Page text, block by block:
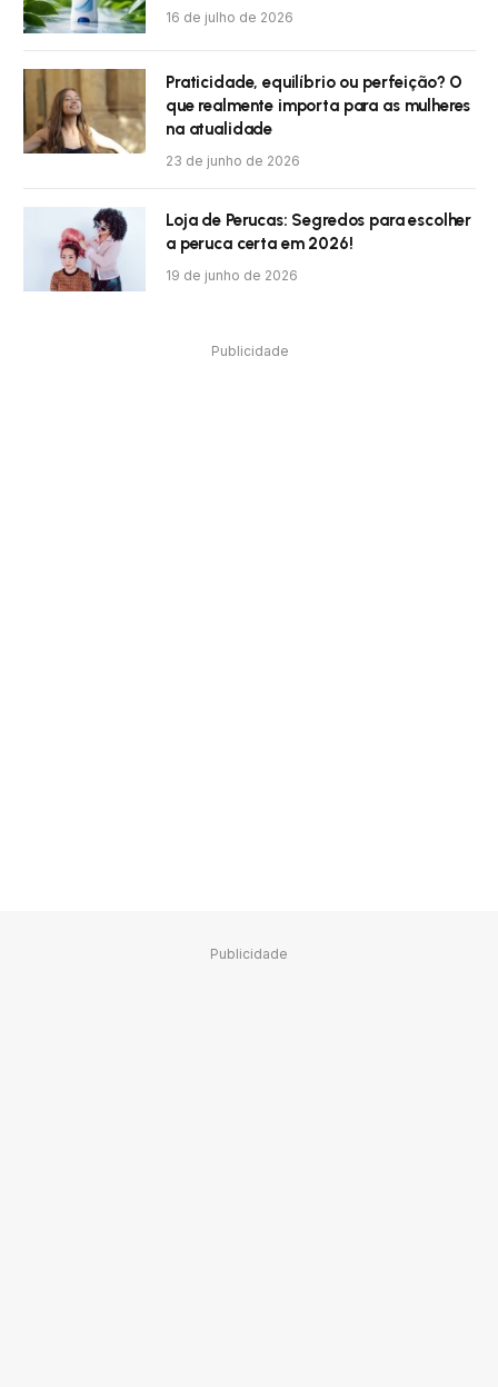
16 de julho de 2026
Praticidade, equilíbrio ou perfeição? O
que realmente importa para as mulheres
na atualidade
23 de junho de 2026
Loja de Perucas: Segredos para escolher
a peruca certa em 2026!
19 de junho de 2026
Publicidade
Publicidade